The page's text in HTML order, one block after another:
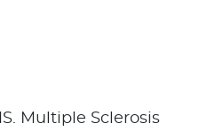
Multiple Sclerosis